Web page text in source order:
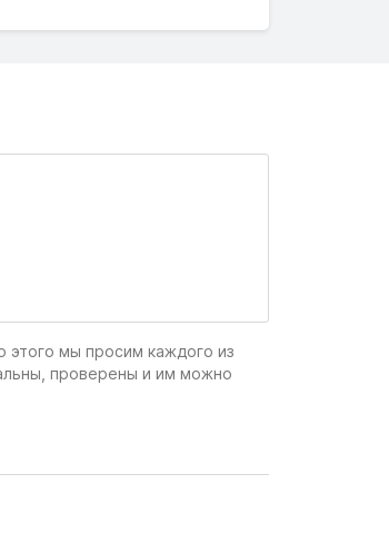
этого мы просим каждого из
проверены и им можно